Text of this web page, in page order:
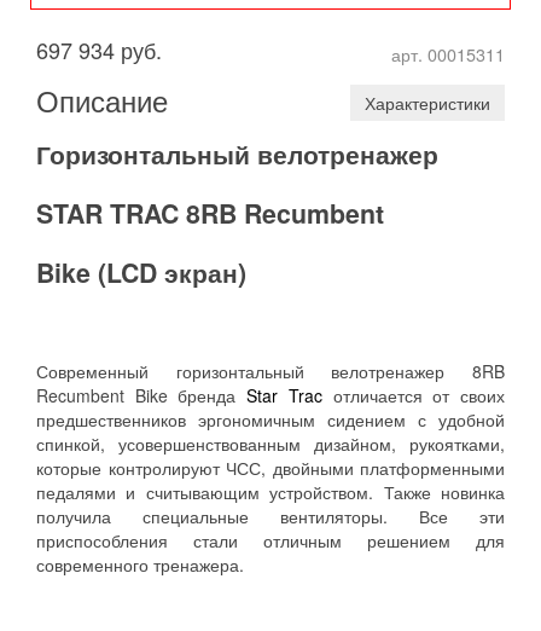
арт. 00015311
697 934 руб.
Описание Характеристики
Горизонтальный велотренажер
STAR TRAC 8RB Recumbent
Bike (LCD экран)
Современный горизонтальный велотренажер 8RB
Recumbent Bike брендаStar Tracотличается от своих
предшественников эргономичным сидением с удобной
спинкой, усовершенствованным дизайном, рукоятками,
которые контролируют ЧСС, двойными платформенными
педалями и считывающим устройством. Также новинка
получила специальные вентиляторы. Все эти
приспособления стали отличным решением для
современного тренажера.